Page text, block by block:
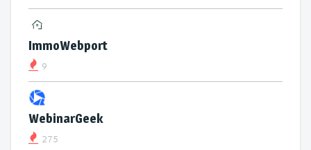
ImmoWebport
9
WebinarGeek
275